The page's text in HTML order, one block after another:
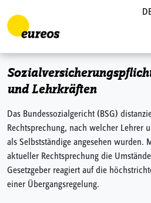
Skip to content
und Lehrkräften
Das Bundessozialgericht (BSG)
Rechtsprechung, nach welcher Lehrer
als Selbstständige angesehen wurden.
aktueller Rechtsprechung die
Gesetzgeber reagiert auf die
einer Übergangsregelung.